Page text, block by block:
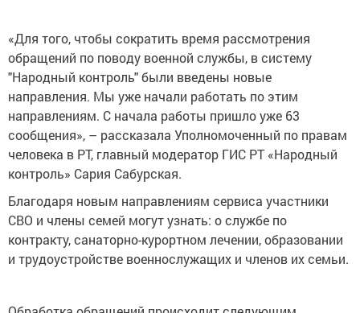
«Для того, чтобы сократить время рассмотрения
обращений по поводу военной службы, в систему
"‎‎Народный контроль"‎ были введены новые
направления. Мы уже начали работать по этим
направлениям. С начала работы пришло уже 63
сообщения», – рассказала Уполномоченный по правам
человека в РТ, главный модератор ГИС РТ «Народный
контроль» Сария Сабурская.
Благодаря новым направлениям сервиса участники
СВО и члены семей могут узнать: о службе по
контракту, санаторно-курортном лечении, образовании
и трудоустройстве военнослужащих и членов их семьи.